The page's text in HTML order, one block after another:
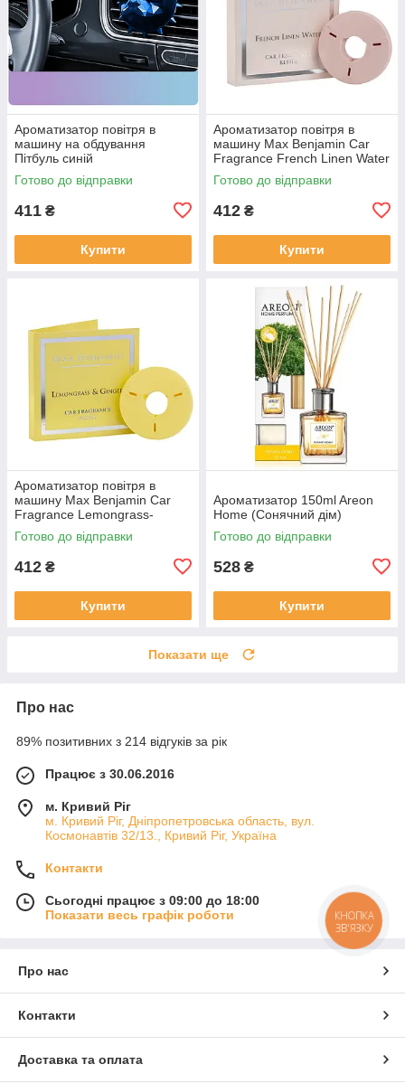
Ароматизатор повітря в
машину на обдування
Пітбуль синій
Готово до відправки
411 ₴
Купити
Ароматизатор повітря в
машину Max Benjamin Car
Fragrance French Linen Water
запаска
Готово до відправки
412 ₴
Купити
Ароматизатор повітря в
машину Max Benjamin Car
Fragrance Lemongrass-
Ginger запаска
Готово до відправки
412 ₴
Купити
Ароматизатор 150ml Areon
Нome (Сонячний дім)
Готово до відправки
528 ₴
Купити
Показати ще
Про нас
89% позитивних з 214 відгуків за рік
Працює з 30.06.2016
м. Кривий Ріг
м. Кривий Ріг, Дніпропетровська область, вул.
Космонавтів 32/13., Кривий Ріг, Україна
Контакти
Сьогодні працює з 09:00 до 18:00
Показати весь графік роботи
Про нас
Контакти
Доставка та оплата
КНОПКА
ЗВ'ЯЗКУ